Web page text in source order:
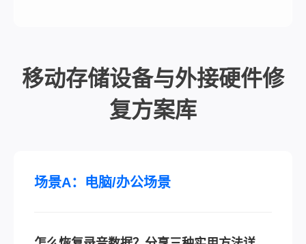
移动存储设备与外接硬件修
复方案库
场景A：电脑/办公场景